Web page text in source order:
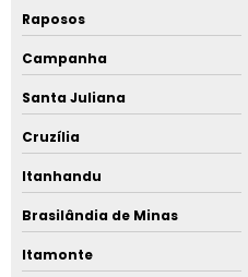
Raposos
Campanha
Santa Juliana
Cruzília
Itanhandu
Brasilândia de Minas
Itamonte